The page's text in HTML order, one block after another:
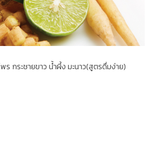
ร กระชายขาว น้ำผึ้ง มะนาว(สูตรดื่มง่าย)